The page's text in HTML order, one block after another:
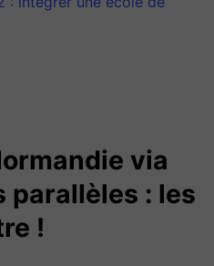
via
parallèles : les
!